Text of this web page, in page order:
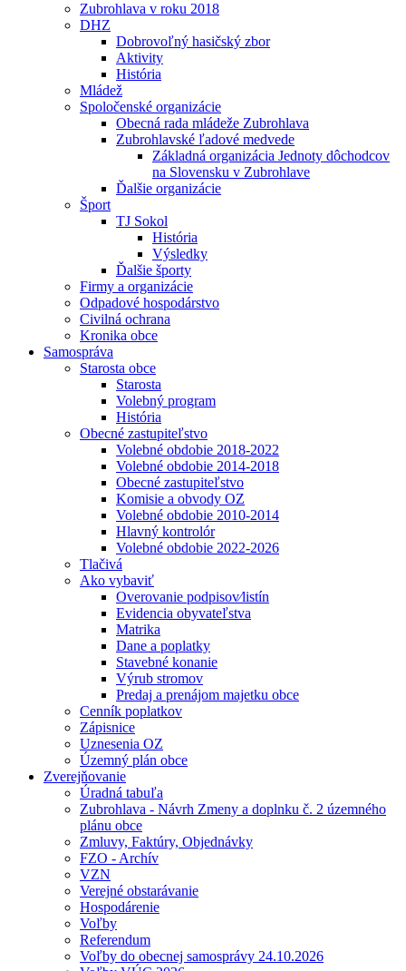
Zubrohlava v roku 2018
DHZ
Dobrovoľný hasičský zbor
Aktivity
História
Mládež
Spoločenské organizácie
Obecná rada mládeže Zubrohlava
Zubrohlavské ľadové medvede
Základná organizácia Jednoty dôchodcov
na Slovensku v Zubrohlave
Ďalšie organizácie
Šport
TJ Sokol
História
Výsledky
Ďalšie športy
Firmy a organizácie
Odpadové hospodárstvo
Civilná ochrana
Kronika obce
Samospráva
Starosta obce
Starosta
Volebný program
História
Obecné zastupiteľstvo
Volebné obdobie 2018-2022
Volebné obdobie 2014-2018
Obecné zastupiteľstvo
Komisie a obvody OZ
Volebné obdobie 2010-2014
Hlavný kontrolór
Volebné obdobie 2022-2026
Tlačivá
Ako vybaviť
Overovanie podpisov⁄listín
Evidencia obyvateľstva
Matrika
Dane a poplatky
Stavebné konanie
Výrub stromov
Predaj a prenájom majetku obce
Cenník poplatkov
Zápisnice
Uznesenia OZ
Územný plán obce
Zverejňovanie
Úradná tabuľa
Zubrohlava - Návrh Zmeny a doplnku č. 2 územného
plánu obce
Zmluvy, Faktúry, Objednávky
FZO - Archív
VZN
Verejné obstarávanie
Hospodárenie
Voľby
Referendum
Voľby do obecnej samosprávy 24.10.2026